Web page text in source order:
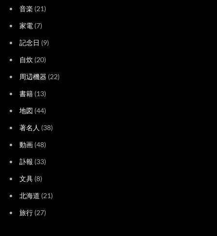
音楽 (21)
家電 (7)
記念日 (9)
自炊 (20)
周辺機器 (22)
書籍 (13)
地図 (44)
著名人 (38)
動画 (48)
訃報 (33)
文具 (8)
北海道 (21)
旅行 (27)